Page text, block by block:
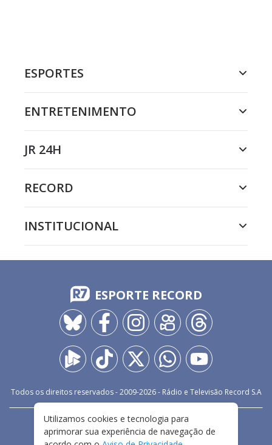
ESPORTES
ENTRETENIMENTO
JR 24H
RECORD
INSTITUCIONAL
ESPORTE RECORD
Todos os direitos reservados - 2009-2026- Rádio e Televisão Record S.A
FALE CONOSCO
PRIVACIDADE
TERMOS E CONDIÇÕES DE USO
Utilizamos cookies e tecnologia para
aprimorar sua experiência de navegação de